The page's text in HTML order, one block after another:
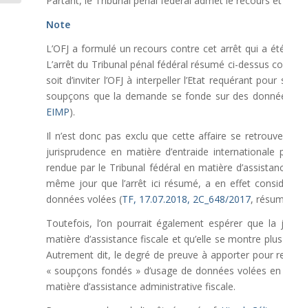
Note
L’OFJ a formulé un recours contre cet arrêt qui a
L’arrêt du Tribunal pénal fédéral résumé ci-dessus
soit d’inviter l’OFJ à interpeller l’Etat requérant
soupçons que la demande se fonde sur des
EIMP).
Il n’est donc pas exclu que cette affaire se
jurisprudence en matière d’entraide
rendue par le Tribunal fédéral en matière
même jour que l’arrêt ici résumé, a en effet
données volées (TF, 17.07.2018, 2C_648/2017,
Toutefois, l’on pourrait également espérer que la
matière d’assistance fiscale et qu’elle se montre
Autrement dit, le degré de preuve à apporter pour
« soupçons fondés » d’usage de données volées
matière d’assistance administrative fiscale.